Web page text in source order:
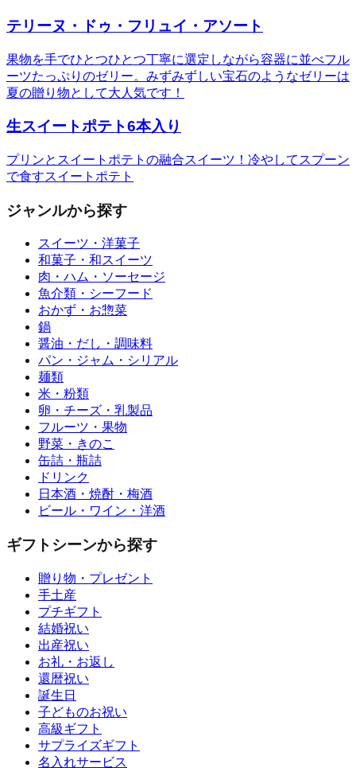
テリーヌ・ドゥ・フリュイ・アソート
果物を手でひとつひとつ丁寧に選定しながら容器に並べフル
ーツたっぷりのゼリー。みずみずしい宝石のようなゼリーは
夏の贈り物として大人気です！
生スイートポテト6本入り
プリンとスイートポテトの融合スイーツ！冷やしてスプーン
で食すスイートポテト
ジャンルから探す
スイーツ・洋菓子
和菓子・和スイーツ
肉・ハム・ソーセージ
魚介類・シーフード
おかず・お惣菜
鍋
醤油・だし・調味料
パン・ジャム・シリアル
麺類
米・粉類
卵・チーズ・乳製品
フルーツ・果物
野菜・きのこ
缶詰・瓶詰
ドリンク
日本酒・焼酎・梅酒
ビール・ワイン・洋酒
ギフトシーンから探す
贈り物・プレゼント
手土産
プチギフト
結婚祝い
出産祝い
お礼・お返し
還暦祝い
誕生日
子どものお祝い
高級ギフト
サプライズギフト
名入れサービス